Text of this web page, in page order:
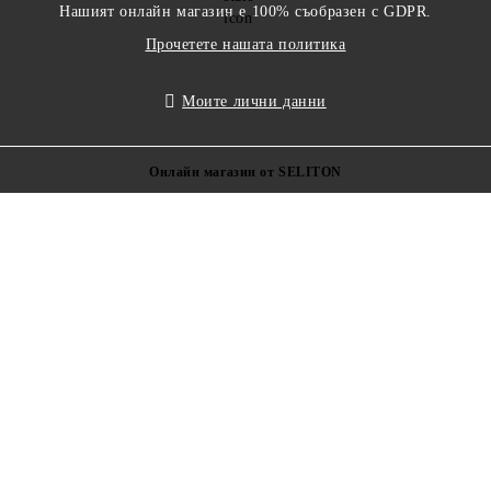
Нашият онлайн магазин е 100% съобразен с GDPR.
Прочетете нашата политика
Моите лични данни
Онлайн магазин от SELITON